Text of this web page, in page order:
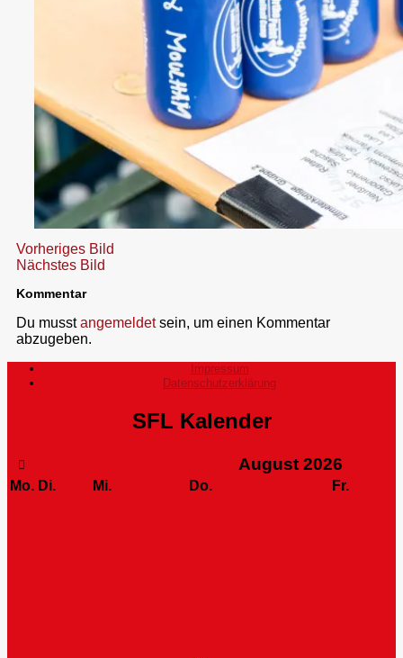
Vorheriges Bild
Nächstes Bild
Kommentar
Du musstangemeldetsein, um einen Kommentar
abzugeben.
Impressum
Datenschutzerklärung
SFL Kalender
August 2026
Mo. Di. Mi. Do. Fr.